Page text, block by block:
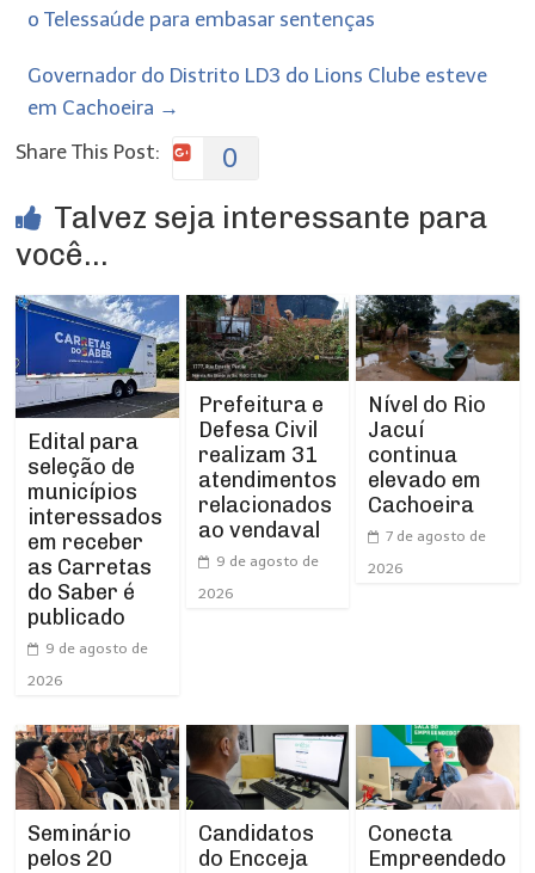
o Telessaúde para embasar sentenças
Governador do Distrito LD3 do Lions Clube esteve
em Cachoeira →
Share This Post:
0
Talvez seja interessante para
você...
Edital para
seleção de
municípios
interessados
em receber
as Carretas
do Saber é
publicado
9 de agosto de
2026
Prefeitura e
Defesa Civil
realizam 31
atendimentos
relacionados
ao vendaval
9 de agosto de
2026
Nível do Rio
Jacuí
continua
elevado em
Cachoeira
7 de agosto de
2026
Seminário
pelos 20
Candidatos
do Encceja
Conecta
Empreendedo